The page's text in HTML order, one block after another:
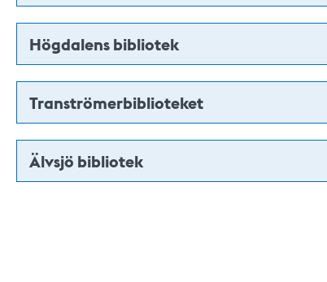
Högdalens bibliotek
Tranströmerbiblioteket
Älvsjö bibliotek